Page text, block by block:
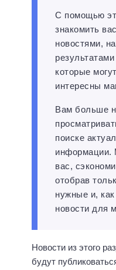
С помощью
знакомить
новостями,
которые
интересны
Вам больше
поиске
информации.
вас,
отобрав
нужные и,
новости для
Новости из этого
будут